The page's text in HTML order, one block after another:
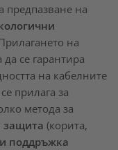
предпазване на
на
се гарантира
на кабелните
прилага за
метода за
защита (корита,
поддръжка